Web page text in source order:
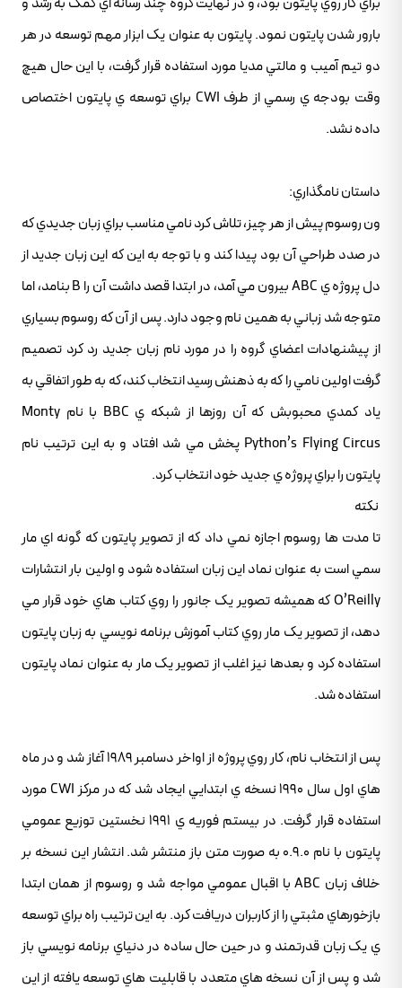
بارور شدن پايتون نمود. پايتون به عنوان يک ابزار مهم توسعه در هر
دو تيم آميب و مالتي مديا مورد استفاده قرار گرفت، با اين حال هيچ
وقت بودجه ي رسمي از طرف CWI براي توسعه ي پايتون اختصاص
داده نشد.
داستان نامگذاري:
ون روسوم پيش از هر چيز، تلاش کرد نامي مناسب براي زبان جديدي که
در صدد طراحي آن بود پيدا کند و با توجه به اين که اين زبان جديد از
دل پروژه ي ABC بيرون مي آمد، در ابتدا قصد داشت آن را B بنامد، اما
متوجه شد زباني به همين نام وجود دارد. پس از آن که روسوم بسياري
از پيشنهادات اعضاي گروه را در مورد نام زبان جديد رد کرد تصميم
گرفت اولين نامي را که به ذهنش رسيد انتخاب کند، که به طور اتفاقي به
ياد کمدي محبوبش که آن روزها از شبکه ي BBC با نام Monty
Python’s Flying Circus پخش مي شد افتاد و به اين ترتيب نام
پايتون را براي پروژه ي جديد خود انتخاب کرد.
نکته
تا مدت ها روسوم اجازه نمي داد که از تصوير پايتون که گونه اي مار
سمي است به عنوان نماد اين زبان استفاده شود و اولين بار انتشارات
O’Reilly که هميشه تصوير يک جانور را روي کتاب هاي خود قرار مي
دهد، از تصوير يک مار روي کتاب آموزش برنامه نويسي به زبان پايتون
استفاده کرد و بعدها نيز اغلب از تصوير يک مار به عنوان نماد پايتون
استفاده شد.
پس از انتخاب نام، کار روي پروژه از اواخر دسامبر 1989 آغاز شد و در ماه
هاي اول سال 1990 نسخه ي ابتدايي ايجاد شد که در مرکز CWI مورد
استفاده قرار گرفت. در بيستم فوريه ي 1991 نخستين توزيع عمومي
پايتون با نام 0.9.0 به صورت متن باز منتشر شد. انتشار اين نسخه بر
خلاف زبان ABC با اقبال عمومي مواجه شد و روسوم از همان ابتدا
بازخورهاي مثبتي را از کاربران دريافت کرد. به اين ترتيب راه براي توسعه
ي يک زبان قدرتمند و در حين حال ساده در دنياي برنامه نويسي باز
شد و پس از آن نسخه هاي متعدد با قابليت هاي توسعه يافته از اين